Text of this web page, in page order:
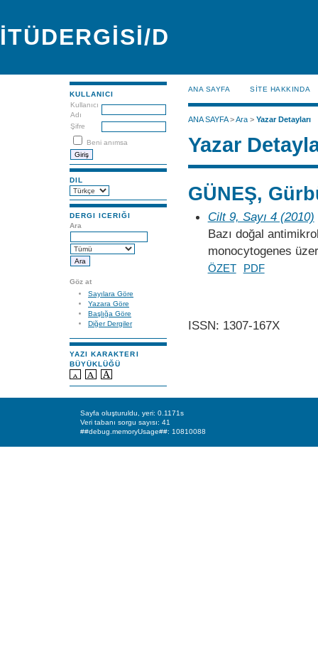
İTÜDERGİSİ/D
KULLANICI
Kullanıcı
Adı
Şifre
Beni anımsa
DIL
DERGI ICERIĞI
Ara
Göz at
Sayılara Göre
Yazara Göre
Başlığa Göre
Diğer Dergiler
YAZI KARAKTERI
BÜYÜKLÜĞÜ
ANA SAYFA SİTE HAKKINDA
ANA SAYFA>Ara> Yazar Detayları
Yazar
GÜNEŞ,
Cilt 9, Sayı 4 (2010)
Bazı doğal
monocytogenes
ÖZET PDF
ISSN: 1307-167X
Sayfa oluşturuldu, yeri: 0.1171s
Veri tabanı sorgu sayısı: 41
##debug.memoryUsage##: 10810088